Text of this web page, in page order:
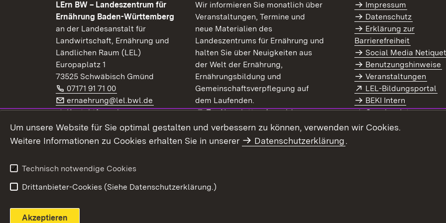
LErn BW – Landeszentrum für
Ernährung Baden-Württemberg
an der Landesanstalt für
Landwirtschaft, Ernährung und
Ländlichen Raum (LEL)
Europaplatz 1
73525 Schwäbisch Gmünd
Telefon:
07171 91 71 00 (Öffnet in neuem Fenster)
E-Mail:
ernaehrung@lel.bwl.de (Öffnet in neuem Fenster)
Kontaktformular
Extern:
LinkedIn (Öffnet in neuem Fenster)
Wir informieren Sie monatlich über
Veranstaltungen, Termine und
neue Materialien des
Landeszentrums für Ernährung und
halten Sie über Neuigkeiten aus
der Welt der Ernährung,
Ernährungsbildung und
Gemeinschaftsverpflegung auf
dem Laufenden.
Extern:
Zur Newsletter-Anmeldung(Öffnet in neuem Fenster)
Newsletter-Archiv
Impressum
Datenschutz
Erklärung zur
Barrierefreiheit
Social Media
Benutzungshinweise
Veranstaltungen
Extern:
LEL-Bildungsportal
BEKI Intern
Coaches Intern
Intranet
Um unsere Website für Sie optimal gestalten und verbessern zu können, verwenden wir Cookies.
Weitere Informationen zu Cookies erhalten Sie in unserer
Datenschutzerklärung.
Technisch notwendige Cookies
Drittanbieter-Cookies (Siehe Datenschutzerklärung.)
Akzeptieren